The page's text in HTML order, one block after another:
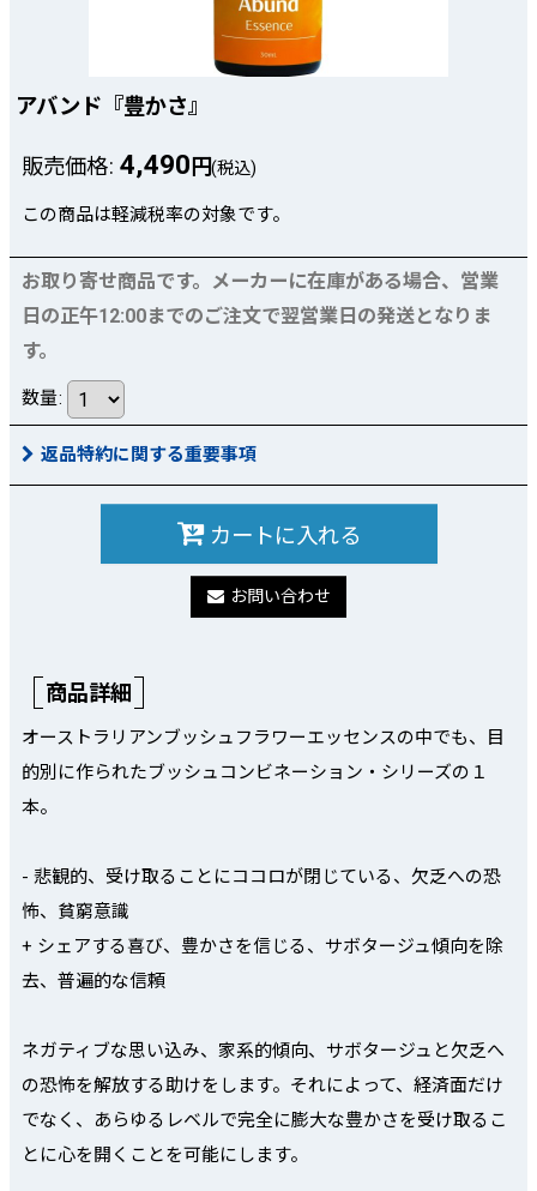
アバンド『豊かさ』
販売価格: 4,490 円(税込)
この商品は軽減税率の対象です。
お取り寄せ商品です。メーカーに在庫がある場合、営業
日の正午12:00までのご注文で翌営業日の発送となりま
す。
数量:
返品特約に関する重要事項
カートに入れる
お問い合わせ
商品詳細
オーストラリアンブッシュフラワーエッセンスの中でも、目
的別に作られたブッシュコンビネーション・シリーズの１
本。
- 悲観的、受け取ることにココロが閉じている、欠乏への恐
怖、貧窮意識
+ シェアする喜び、豊かさを信じる、サボタージュ傾向を除
去、普遍的な信頼
ネガティブな思い込み、家系的傾向、サボタージュと欠乏へ
の恐怖を解放する助けをします。それによって、経済面だけ
でなく、あらゆるレベルで完全に膨大な豊かさを受け取るこ
とに心を開くことを可能にします。